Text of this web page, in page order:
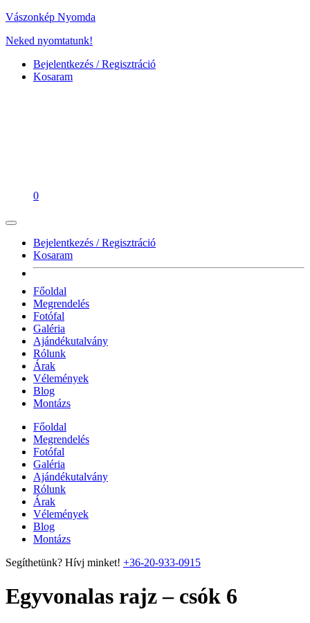
Vászonkép Nyomda
Neked nyomtatunk!
Bejelentkezés / Regisztráció
Kosaram
0
Bejelentkezés / Regisztráció
Kosaram
Főoldal
Megrendelés
Fotófal
Galéria
Ajándékutalvány
Rólunk
Árak
Vélemények
Blog
Montázs
Főoldal
Megrendelés
Fotófal
Galéria
Ajándékutalvány
Rólunk
Árak
Vélemények
Blog
Montázs
Segíthetünk? Hívj minket! +36-20-933-0915
Egyvonalas rajz – csók 6